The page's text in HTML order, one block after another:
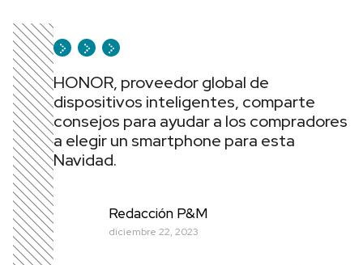
HONOR, proveedor global de
dispositivos inteligentes, comparte
consejos para ayudar a los compradores
a elegir un smartphone para esta
Navidad.
Redacción P&M
diciembre 22, 2023